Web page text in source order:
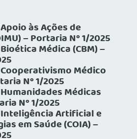
às Ações de
– Portaria Nº 1/2025
Médica (CBM) –
Médico
Nº 1/2025
Médicas
Nº 1/2025
Artificial e
em Saúde (COIA) –